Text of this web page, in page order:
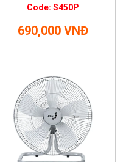
Code: S450P
690,000 VNĐ